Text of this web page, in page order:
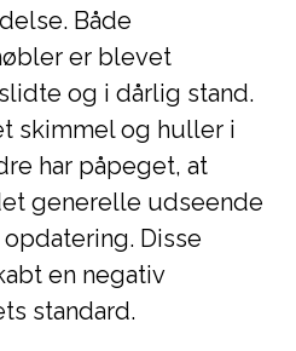
Både
er blevet
og i dårlig stand.
skimmel og huller i
har påpeget, at
generelle udseende
Disse
en negativ
standard.